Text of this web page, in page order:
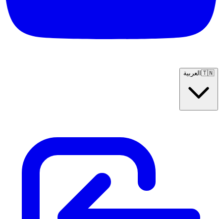
🇹🇳 العربية